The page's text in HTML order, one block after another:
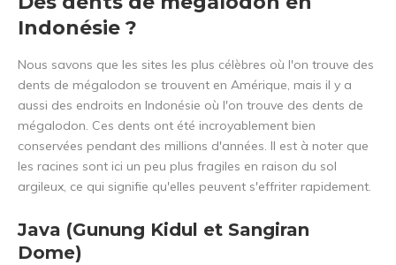
Indonésie ?
Nous savons que les sites les plus célèbres où l'on trouve des
dents de mégalodon se trouvent en Amérique, mais il y a
aussi des endroits en Indonésie où l'on trouve des dents de
mégalodon. Ces dents ont été incroyablement bien
conservées pendant des millions d'années. Il est à noter que
les racines sont ici un peu plus fragiles en raison du sol
argileux, ce qui signifie qu'elles peuvent s'effriter rapidement.
Java (Gunung Kidul et Sangiran
Dome)